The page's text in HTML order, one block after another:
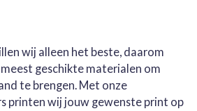
wij alleen het beste, daarom
geschikte materialen om
te brengen. Met onze
printen wij jouw gewenste print op